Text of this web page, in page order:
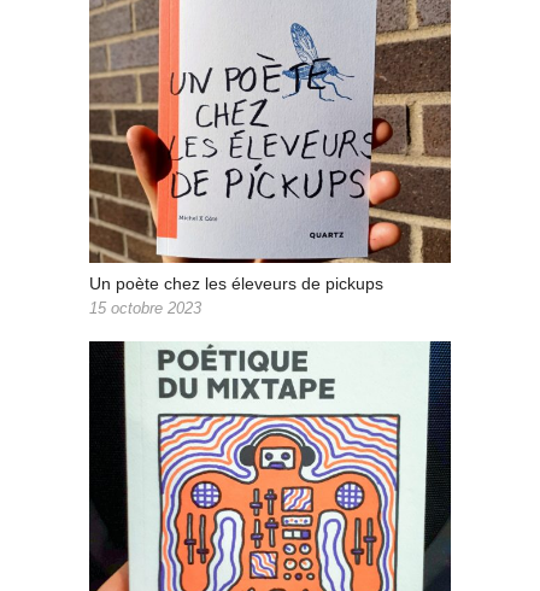
Un poète chez les éleveurs de pickups
15 octobre 2023